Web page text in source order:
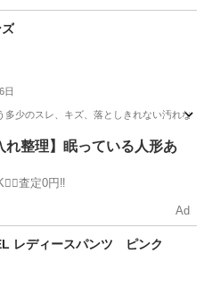
ングスカート
日
多少のスレ、キズ、落としきれない汚れ
現地
れ整理】眠っている人形あ
査定0円‼️
Ad
レディースパンツ ピンク